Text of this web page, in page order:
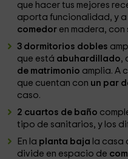
que hacer tus mejores
aporta funcionalidad, y
comedor en madera, con
3 dormitorios dobles
que está abuhardillado,
de matrimonio amplia. A
que cuentan con un par
caso.
2 cuartos de baño
tipo de sanitarios, y los
En la planta baja la casa
divide en espacio de